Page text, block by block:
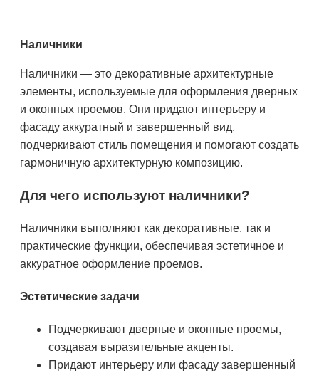
Наличники
Наличники — это декоративные архитектурные
элементы, используемые для оформления дверных
и оконных проемов. Они придают интерьеру и
фасаду аккуратный и завершенный вид,
подчеркивают стиль помещения и помогают создать
гармоничную архитектурную композицию.
Для чего используют наличники?
Наличники выполняют как декоративные, так и
практические функции, обеспечивая эстетичное и
аккуратное оформление проемов.
Эстетические задачи
Подчеркивают дверные и оконные проемы,
создавая выразительные акценты.
Придают интерьеру или фасаду завершенный